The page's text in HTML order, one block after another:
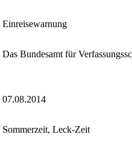
Einreisewarnung
Das Bundesamt für
07.08.2014
Sommerzeit, Leck-Zeit